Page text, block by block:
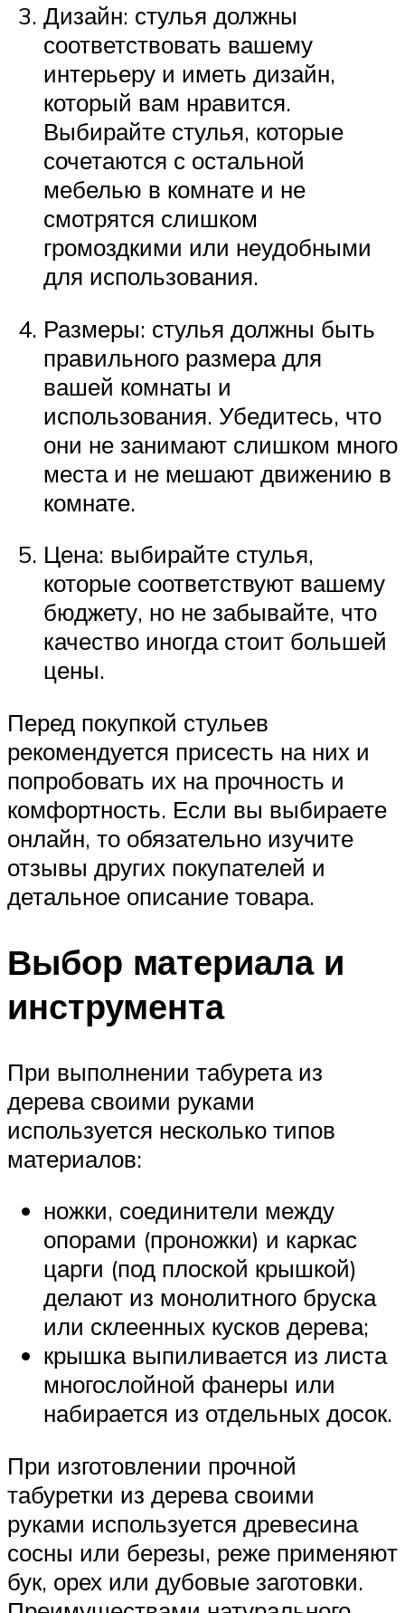
Дизайн: стулья должны
соответствовать вашему
интерьеру и иметь дизайн,
который вам нравится.
Выбирайте стулья, которые
сочетаются с остальной
мебелью в комнате и не
смотрятся слишком
громоздкими или неудобными
для использования.
Размеры: стулья должны быть
правильного размера для
вашей комнаты и
использования. Убедитесь, что
они не занимают слишком много
места и не мешают движению в
комнате.
Цена: выбирайте стулья,
которые соответствуют вашему
бюджету, но не забывайте, что
качество иногда стоит большей
цены.
Перед покупкой стульев
рекомендуется присесть на них и
попробовать их на прочность и
комфортность. Если вы выбираете
онлайн, то обязательно изучите
отзывы других покупателей и
детальное описание товара.
Выбор материала и
инструмента
При выполнении табурета из
дерева своими руками
используется несколько типов
материалов:
ножки, соединители между
опорами (проножки) и каркас
царги (под плоской крышкой)
делают из монолитного бруска
или склеенных кусков дерева;
крышка выпиливается из листа
многослойной фанеры или
набирается из отдельных досок.
При изготовлении прочной
табуретки из дерева своими
руками используется древесина
сосны или березы, реже применяют
бук, орех или дубовые заготовки.